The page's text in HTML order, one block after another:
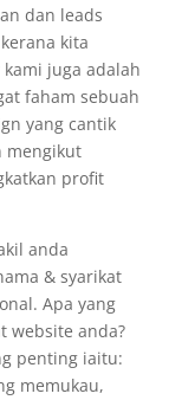
dan leads
kita
juga adalah
faham sebuah
yang cantik
mengikut
profit
anda
& syarikat
Apa yang
website anda?
penting iaitu:
memukau,